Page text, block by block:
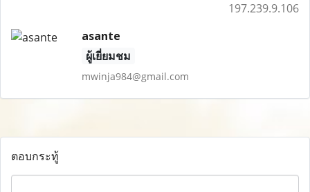
197.239.9.106
asante
ผู้เยี่ยมชม
mwinja984@gmail.com
ตอบกระทู้